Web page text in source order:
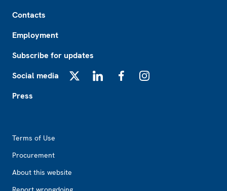
Contacts
Employment
Subscribe for updates
Social media
Press
Terms of Use
Procurement
About this website